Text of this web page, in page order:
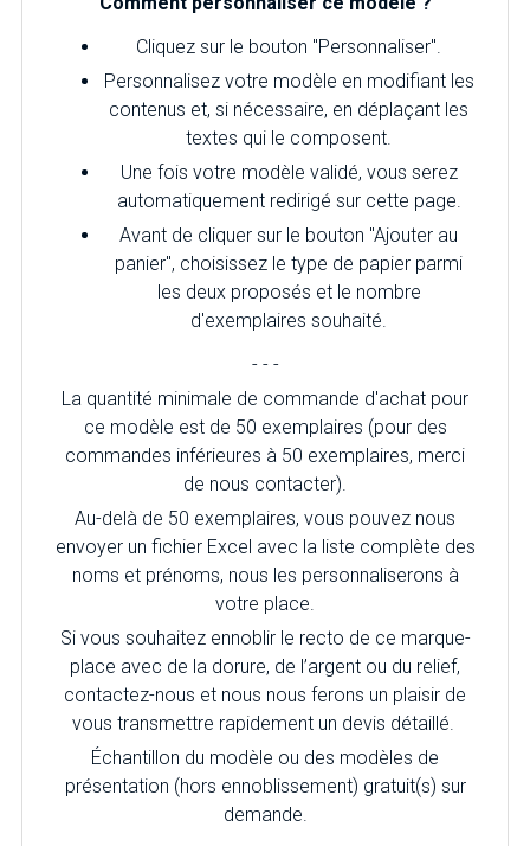
Cliquez sur le bouton "Personnaliser".
Personnalisez votre modèle en modifiant les
contenus et, si nécessaire, en déplaçant les
textes qui le composent.
Une fois votre modèle validé, vous serez
automatiquement redirigé sur cette page.
Avant de cliquer sur le bouton "Ajouter au
panier", choisissez le type de papier parmi
les deux proposés et le nombre
d'exemplaires souhaité.
- - -
La quantité minimale de commande d'achat pour
ce modèle est de 50 exemplaires (pour des
commandes inférieures à 50 exemplaires, merci
de nous contacter).
Au-delà de 50 exemplaires, vous pouvez nous
envoyer un fichier Excel avec la liste complète des
noms et prénoms, nous les personnaliserons à
votre place.
Si vous souhaitez ennoblir le recto de ce marque-
place avec de la dorure, de l’argent ou du relief,
contactez-nous et nous nous ferons un plaisir de
vous transmettre rapidement un devis détaillé.
Échantillon du modèle ou des modèles de
présentation (hors ennoblissement) gratuit(s) sur
demande.